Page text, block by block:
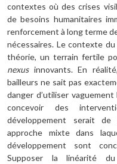
contextes où des crises
de besoins humanitaires
renforcement à long terme
nécessaires. Le contexte
théorie, un terrain fertile
nexusinnovants. En
bailleurs ne sait pas
danger d’utiliser
concevoir des
développement serait
approche mixte dans
développement sont
Supposer la linéarité